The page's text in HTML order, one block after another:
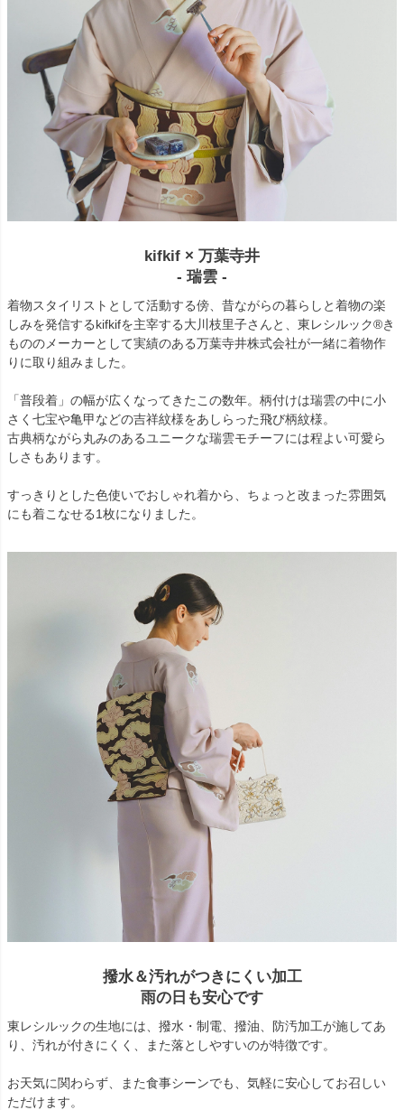
kifkif × 万葉寺井
- 瑞雲 -
着物スタイリストとして活動する傍、昔ながらの暮らしと着物の楽
しみを発信するkifkifを主宰する大川枝里子さんと、東レシルック®き
もののメーカーとして実績のある万葉寺井株式会社が一緒に着物作
りに取り組みました。
「普段着」の幅が広くなってきたこの数年。柄付けは瑞雲の中に小
さく七宝や亀甲などの吉祥紋様をあしらった飛び柄紋様。
古典柄ながら丸みのあるユニークな瑞雲モチーフには程よい可愛ら
しさもあります。
すっきりとした色使いでおしゃれ着から、ちょっと改まった雰囲気
にも着こなせる1枚になりました。
撥水＆汚れがつきにくい加工
雨の日も安心です
東レシルックの生地には、撥水・制電、撥油、防汚加工が施してあ
り、汚れが付きにくく、また落としやすいのが特徴です。
お天気に関わらず、また食事シーンでも、気軽に安心してお召しい
ただけます。